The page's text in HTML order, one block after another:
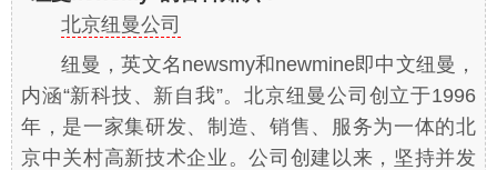
北京纽曼公司
纽曼，英文名newsmy和newmine即中文纽曼，
内涵“新科技、新自我”。北京纽曼公司创立于1996
年，是一家集研发、制造、销售、服务为一体的北
京中关村高新技术企业。公司创建以来，坚持并发